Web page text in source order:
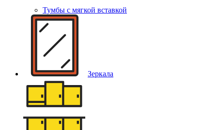
Тумбы с мягкой вставкой
Зеркала